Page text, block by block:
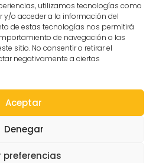
utilizamos tecnologías como
y/o acceder a la información del
de estas tecnologías nos permitirá
de navegación o las
sitio. No consentir o retirar el
negativamente a ciertas
Aceptar
Denegar
preferencias
C/Gibraltar,14
Salamanca